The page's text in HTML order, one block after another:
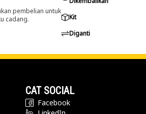
pembelian untuk
cadang.
Kit
Diganti
CAT SOCIAL
Facebook